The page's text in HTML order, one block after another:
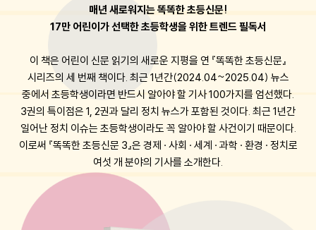
매년 새로워지는 똑똑한 초등신문!
17만 어린이가 선택한 초등학생을 위한 트렌드 필독서
이 책은 어린이 신문 읽기의 새로운 지평을 연 『똑똑한 초등신문』
시리즈의 세 번째 책이다. 최근 1년간(2024.04~2025.04) 뉴스
중에서 초등학생이라면 반드시 알아야 할 기사 100가지를 엄선했다.
3권의 특이점은 1, 2권과 달리 정치 뉴스가 포함된 것이다. 최근 1년간
일어난 정치 이슈는 초등학생이라도 꼭 알아야 할 사건이기 때문이다.
이로써 『똑똑한 초등신문 3』은 경제 · 사회 · 세계 · 과학 · 환경 · 정치로
여섯 개 분야의 기사를 소개한다.